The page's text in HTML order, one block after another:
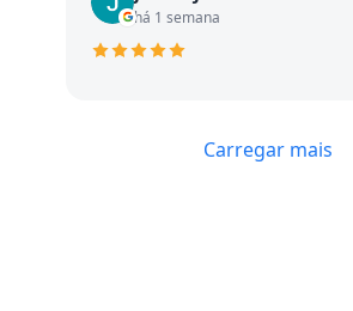
há 1 semana
Carregar mais